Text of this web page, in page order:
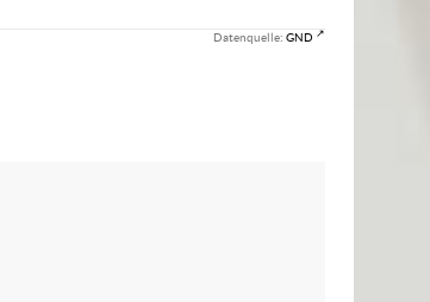
Datenquelle: GND